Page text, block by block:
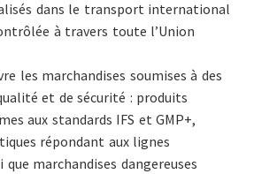
dans le transport international
à travers toute l’Union
les marchandises soumises à des
et de sécurité : produits
aux standards IFS et GMP+,
répondant aux lignes
que marchandises dangereuses